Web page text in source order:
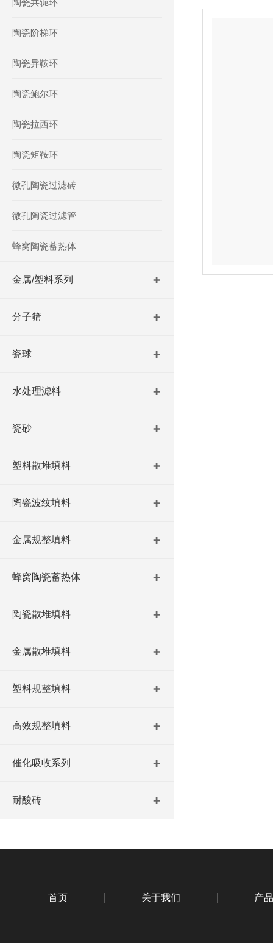
陶瓷共轭环
陶瓷阶梯环
陶瓷异鞍环
陶瓷鲍尔环
陶瓷拉西环
陶瓷矩鞍环
微孔陶瓷过滤砖
微孔陶瓷过滤管
蜂窝陶瓷蓄热体
金属/塑料系列
分子筛
瓷球
水处理滤料
瓷砂
塑料散堆填料
陶瓷波纹填料
金属规整填料
蜂窝陶瓷蓄热体
陶瓷散堆填料
金属散堆填料
塑料规整填料
高效规整填料
催化吸收系列
耐酸砖
首页 关于我们 产